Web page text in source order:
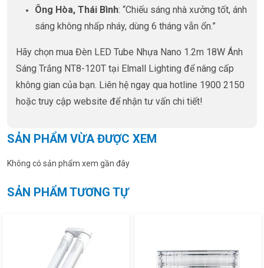
Ông Hòa, Thái Bình: “Chiếu sáng nhà xưởng tốt, ánh
sáng không nhấp nháy, dùng 6 tháng vẫn ổn.”
Hãy chọn mua Đèn LED Tube Nhựa Nano 1.2m 18W Ánh
Sáng Trắng NT8-120T tại Elmall Lighting để nâng cấp
không gian của bạn. Liên hệ ngay qua hotline 1900 2150
hoặc truy cập website để nhận tư vấn chi tiết!
SẢN PHẨM VỪA ĐƯỢC XEM
Không có sản phẩm xem gần đây
SẢN PHẨM TƯƠNG TỰ